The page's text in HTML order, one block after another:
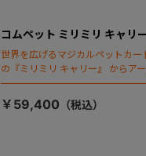
コムペット ミリミリ キャリ
世界を広げるマジカルペットカー
の『ミリミリ キャリー』 からア
場！
￥59,400